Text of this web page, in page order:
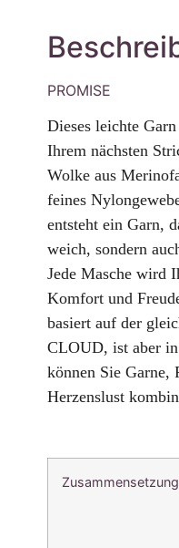
PROMISE
Dieses leichte
Ihrem nächsten
Wolke aus
feines
entsteht ein Garn,
weich, sondern
Jede Masche wird
Komfort und
basiert auf der
CLOUD, ist aber
können Sie Garne,
Herzenslust
Zusammensetzung